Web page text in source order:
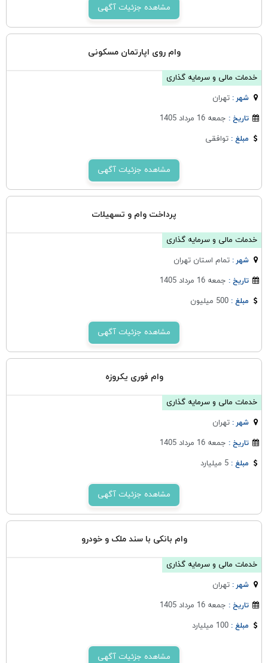
مشاهده جزئیات آگهی
وام روی اپارتمان مسکونی
خدمات مالی و سرمایه گذاری
شهر :تهران
تاریخ : جمعه 16 مرداد 1405
مبلغ :توافقی
مشاهده جزئیات آگهی
پرداخت وام و تسهیلات
خدمات مالی و سرمایه گذاری
شهر :تمام استان تهران
تاریخ : جمعه 16 مرداد 1405
مبلغ :500 میلیون
مشاهده جزئیات آگهی
وام فوری یکروزه
خدمات مالی و سرمایه گذاری
شهر :تهران
تاریخ : جمعه 16 مرداد 1405
مبلغ :5 میلیارد
مشاهده جزئیات آگهی
وام بانکی با سند ملک و خودرو
خدمات مالی و سرمایه گذاری
شهر :تهران
تاریخ : جمعه 16 مرداد 1405
مبلغ :100 میلیارد
مشاهده جزئیات آگهی